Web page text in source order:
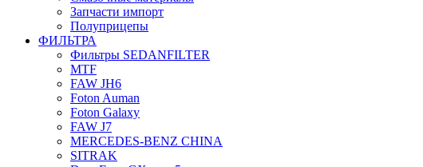
Запчасти импорт
Полуприцепы
ФИЛЬТРА
Фильтры SEDANFILTER
MTF
FAW JH6
Foton Auman
Foton Galaxy
FAW J7
MERCEDES-BENZ CHINA
SITRAK